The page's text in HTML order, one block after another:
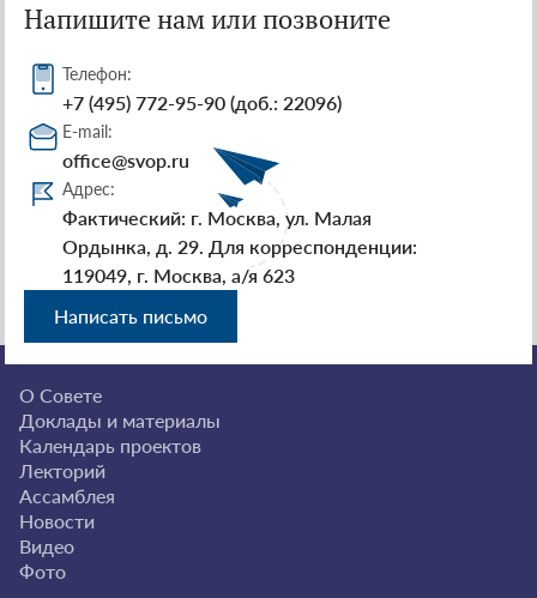
Напишите нам или позвоните
Телефон:
+7 (495) 772-95-90 (доб.: 22096)
E-mail:
office@svop.ru
Адрес:
Фактический: г. Москва, ул. Малая
Ордынка, д. 29. Для корреспонденции:
119049, г. Москва, а/я 623
Написать письмо
О Совете
Доклады и материалы
Календарь проектов
Лекторий
Ассамблея
Новости
Видео
Фото